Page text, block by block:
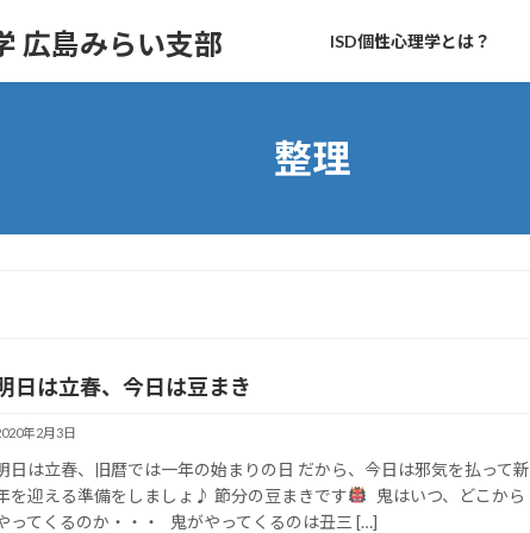
広島みらい支部 ISD個性心理学とは？
整理
日は立春、今日は豆まき
年2月3日
日は立春、旧暦では一年の始まりの日 だから、今日は邪気を払って新
を迎える準備をしましょ♪ 節分の豆まきです
鬼はいつ、どこから
ってくるのか・・・ 鬼がやってくるのは丑三 […]